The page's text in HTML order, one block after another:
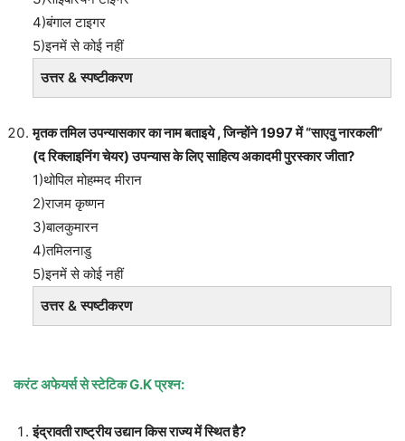
4)बंगाल टाइगर
5)इनमें से कोई नहीं
उत्तर & स्पष्टीकरण
मृतक तमिल उपन्यासकार का नाम बताइये , जिन्होंने 1997 में “साएवु नारकली”
(द रिक्लाइनिंग चेयर) उपन्यास के लिए साहित्य अकादमी पुरस्कार जीता?
1)थोपिल मोहम्मद मीरान
2)राजम कृष्णन
3)बालकुमारन
4)तमिलनाडु
5)इनमें से कोई नहीं
उत्तर & स्पष्टीकरण
करंट अफेयर्स से स्टेटिकG.K प्रश्न:
इंद्रावती राष्ट्रीय उद्यान किस राज्य में स्थित है?